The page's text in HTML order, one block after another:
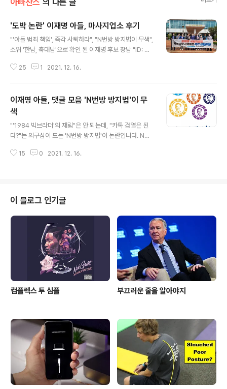
아빠찬스 의 다른 글
'도박 논란' 이재명 아들, 마사지업소 후기
"'아들 범죄 책임', 즉각 사퇴하라", "N번방 방지법이 무색",
소위 '한남, 축대남'으로 확인 된 이재명 후보 장남 "ID: 이
혹"도 모자라 '퇴폐 마사지업소'에서 '성매매'를 한 것이 아
에 대한 분노 같은 게 있어 '여혐이 심각한 수준'으로 보입
니다. 이재명 후보 장남 이동호 씨가 온라인 포커 커뮤니티
사이트 게시판에 마사지업소로 추정되는 후기에 따르면,
"O코스" 등과 남자가 봐도 '역겨운 댓글'들로 비추어 볼 때
'성매매'를 한 것이 아니냐?는 의구심이 드는 중입니다. 후
기에는 "관리사분들 마인드도 좋으셔서 기분도 좋..
25 1 2021. 12. 16.
이재명 아들, 댓글 모음 'N번방 방지법'이 무
색
"'1984 빅브라더'의 재림"은 안 되는데, "카톡 검열은 된
다?"는 의구심이 드는 'N번방 방지법'이 논란입니다. N번
있는 '텔래그램, 디스코드'는 법 적용을 받지 않는데요. 뿐
적용하는 등 사업자간 기준도 들쭉날쭉으로 유독 '카카
오'와 '카톡'에 중점을 둔 법안입니다. "커뮤니티 게시글을
모니터·제한하는 건 헌법 21조의 언론의 자유를 심각하게
침해할 소지가 있고, 카카오톡 채팅방을 모니터링·제한하
는 건 헌법 18조의 통신의 비밀 보장에 위배된다."를 떠나,
① '축대남'으..
15 0 2021. 12. 16.
이 블로그 인기글
컴플렉스 투 심플 부끄러운 줄을 알아야지